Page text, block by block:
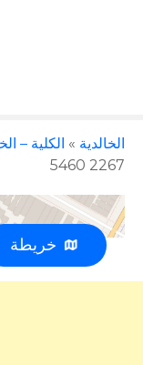
الخالدية » الكلية –
2267 5460
خريطة